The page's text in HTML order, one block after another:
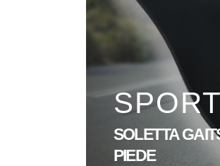
SPORT
SOLETTA
PIEDE